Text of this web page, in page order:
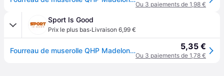
Ou 3 paiements de 1,98 €
Sport Is Good
Prix le plus bas·Livraison 6,99 €
Fourreau de muserolle QHP Madelon - Noir 5,35 €
Ou 3 paiements de 1,78 €